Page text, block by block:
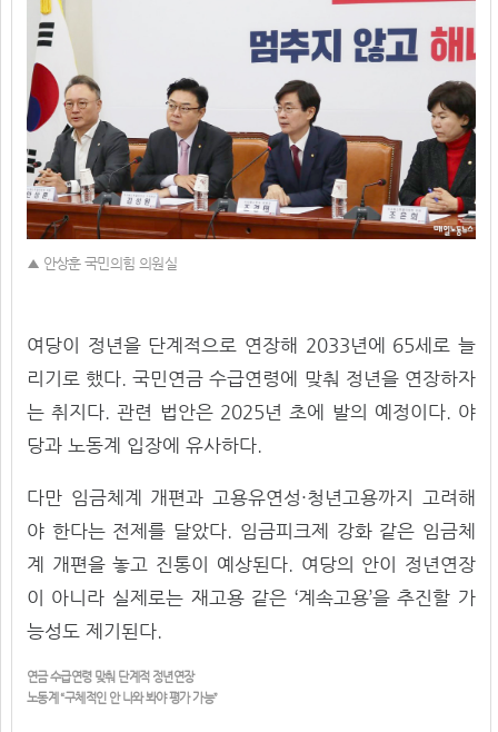
기
이
기
▲ 안상훈 국민의힘 의원실
여당이 정년을 단계적으로 연장해 2033년에 65세로 늘
리기로 했다. 국민연금 수급연령에 맞춰 정년을 연장하자
는 취지다. 관련 법안은 2025년 초에 발의 예정이다. 야
당과 노동계 입장에 유사하다.
다만 임금체계 개편과 고용유연성·청년고용까지 고려해
야 한다는 전제를 달았다. 임금피크제 강화 같은 임금체
계 개편을 놓고 진통이 예상된다. 여당의 안이 정년연장
이 아니라 실제로는 재고용 같은 ‘계속고용’을 추진할 가
능성도 제기된다.
연금 수급연령 맞춰 단계적 정년연장
노동계 “구체적인 안 나와 봐야 평가 가능”